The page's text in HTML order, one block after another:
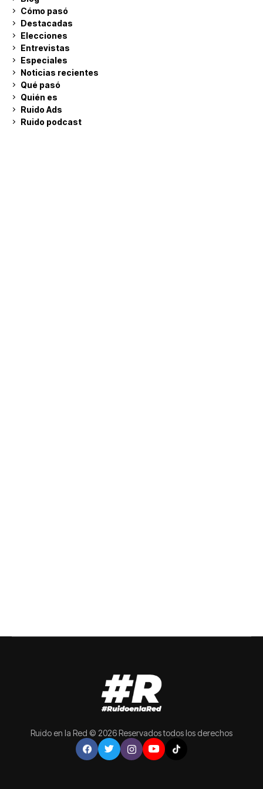
Cómo pasó
Destacadas
Elecciones
Entrevistas
Especiales
Noticias recientes
Qué pasó
Quién es
Ruido Ads
Ruido podcast
Ruido en la Red © 2026 Reservados todos los derechos